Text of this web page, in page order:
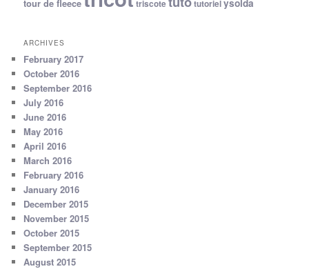
tour de fleece triscote tutorielysolda
ARCHIVES
February 2017
October 2016
September 2016
July 2016
June 2016
May 2016
April 2016
March 2016
February 2016
January 2016
December 2015
November 2015
October 2015
September 2015
August 2015